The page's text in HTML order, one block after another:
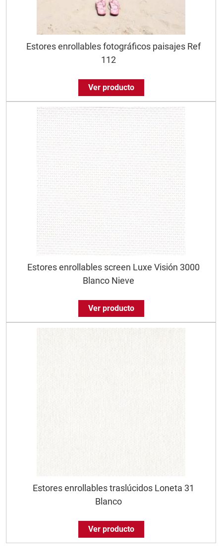
Estores enrollables fotográficos paisajes Ref
112
Ver producto
Estores enrollables screen Luxe Visión 3000
Blanco Nieve
Ver producto
Estores enrollables traslúcidos Loneta 31
Blanco
Ver producto